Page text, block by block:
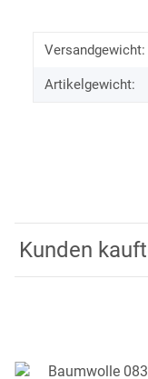
Versandgewicht:
Artikelgewicht:
Kunden